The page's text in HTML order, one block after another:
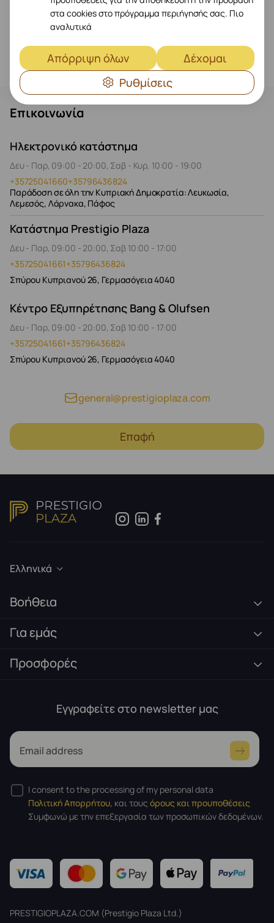
Δείτε περισσότερα
Επικοινωνία
Ηλεκτρονικό κατάστημα
Δευ - Παρ, 09:00 - 20:00, Σαβ - Κυρ, 10:00 - 19:00
+35725041660+35796436824
Παράδοση σε όλη την Κυπριακή Δημοκρατία: Λευκωσία,
Λεμεσός, Λάρνακα, Πάφος
Κατάστημα Prestigio Plaza
Δευ - Παρ, 09:00 - 20:00, Σαβ 10:00 - 17:00
+35725041661+35796436824
Σπύρου Κυπριανού 26, Γερμασόγεια 4040
Κέντρο Εξυπηρέτησης Bang & Olufsen
Δευ - Παρ, 09:00 - 20:00, Σαβ 10:00 - 17:00
+35725041661+35796436824
Σπύρου Κυπριανού 26, Γερμασόγεια 4040
general@prestigioplaza.com
Επαφή
Ελληνικά
Βοήθεια
Για εμάς
Προσφορές
Εγγραφείτε στο newsletter μας
Email address
I consent to the processing of my personal data
Πολιτική Απορρήτου, και τους όρους και προυποθέσεις
Συμφωνώ με την επεξεργασία των προσωπικών δεδομένων.
PRESTIGIOPLAZA.COM (Prestigio Plaza Ltd.)
στα cookies στο πρόγραμμα περιήγησής σας. Πιο
αναλυτικά
Απόρριψη όλων
Δέχομαι
Ρυθμίσεις